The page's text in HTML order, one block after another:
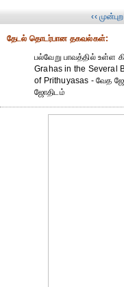
‹‹
தேட‌ல் தொட‌ர்பான தகவ‌ல்க‌ள்:
பல்வேறு பாவத்தில் உள்ள
Grahas in the Several
of Prithuyasas - வேத
ஜோதிடம்